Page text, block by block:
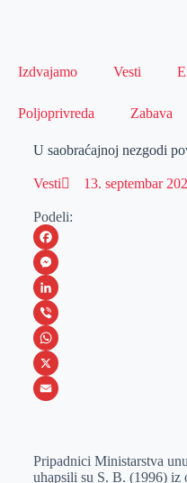
Izdvajamo Vesti
Poljoprivreda Zabava
U saobraćajnoj nezgodi
Vesti 13. septembar
Podeli:
F
a
c
e
b
o
M
e
s
s
e
e
L
i
n
k
I
V
i
b
W
h
s
X
a
Pripadnici Ministarstva
uhapsili su S. B. (1996)